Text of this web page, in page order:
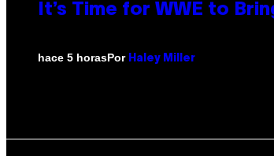
It’s Time for WWE to
hace 5 horasPor Haley Miller